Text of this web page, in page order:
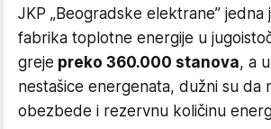
JKP „Beogradske elektrane” jedna
fabrika toplotne energije u
greje preko 360.000 stanova, a
nestašice energenata, dužni su da
obezbede i rezervnu količinu